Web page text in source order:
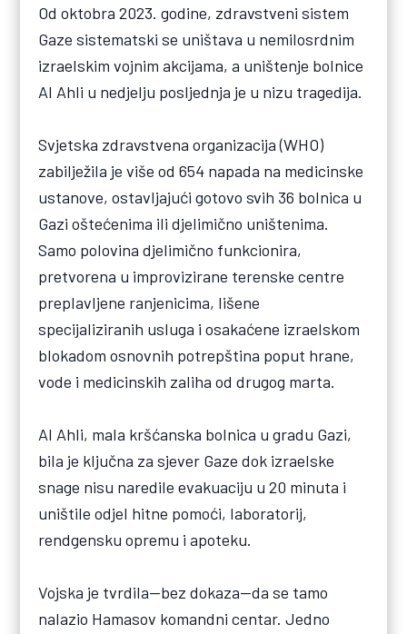
Od oktobra 2023. godine, zdravstveni sistem
Gaze sistematski se uništava u nemilosrdnim
izraelskim vojnim akcijama, a uništenje bolnice
Al Ahli u nedjelju posljednja je u nizu tragedija.
Svjetska zdravstvena organizacija (WHO)
zabilježila je više od 654 napada na medicinske
ustanove, ostavljajući gotovo svih 36 bolnica u
Gazi oštećenima ili djelimično uništenima.
Samo polovina djelimično funkcionira,
pretvorena u improvizirane terenske centre
preplavljene ranjenicima, lišene
specijaliziranih usluga i osakaćene izraelskom
blokadom osnovnih potrepština poput hrane,
vode i medicinskih zaliha od drugog marta.
Al Ahli, mala kršćanska bolnica u gradu Gazi,
bila je ključna za sjever Gaze dok izraelske
snage nisu naredile evakuaciju u 20 minuta i
uništile odjel hitne pomoći, laboratorij,
rendgensku opremu i apoteku.
Vojska je tvrdila—bez dokaza—da se tamo
nalazio Hamasov komandni centar. Jedno